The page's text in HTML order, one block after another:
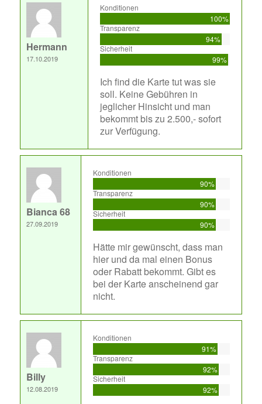
Hermann
17.10.2019
Konditionen
100%
Transparenz
94%
Sicherheit
99%
Ich find die Karte tut was sie
soll. Keine Gebühren in
jeglicher Hinsicht und man
bekommt bis zu 2.500,- sofort
zur Verfügung.
Bianca 68
27.09.2019
Konditionen
90%
Transparenz
90%
Sicherheit
90%
Hätte mir gewünscht, dass man
hier und da mal einen Bonus
oder Rabatt bekommt. Gibt es
bei der Karte anscheinend gar
nicht.
Billy
12.08.2019
Konditionen
91%
Transparenz
92%
Sicherheit
92%